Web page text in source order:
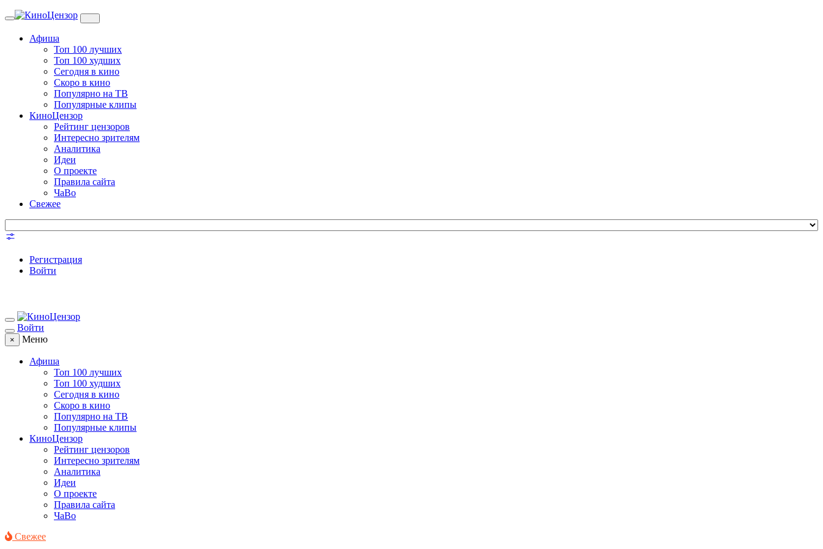
Toggle
Афиша
Топ 100 лучших
Топ 100 худших
Сегодня в кино
Скоро в кино
Популярно на ТВ
Популярные клипы
КиноЦензор
Рейтинг цензоров
Интересно зрителям
Аналитика
Идеи
О проекте
Правила сайта
ЧаВо
Свежее
Регистрация
Войти
Войти
× Меню
Афиша
Топ 100 лучших
Топ 100 худших
Сегодня в кино
Скоро в кино
Популярно на ТВ
Популярные клипы
КиноЦензор
Рейтинг цензоров
Интересно зрителям
Аналитика
Идеи
О проекте
Правила сайта
ЧаВо
Свежее